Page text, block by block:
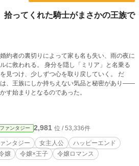
拾ってくれた騎士がまさかの王族で
約者の裏切りによって家も名も失い、雨の夜に
に救われる。 身分を隠し「ミリア」と名乗る
見つけ、少しずつ心を取り戻していく。 だ
、王族にしか持ちえない気品と秘密があり――
す始まりとなるのであった。
ファンタジー 2,981 位 / 53,336件
ンタジー 女主人公
ハッピーエンド
嬢 令嬢×王子 令嬢ロマンス